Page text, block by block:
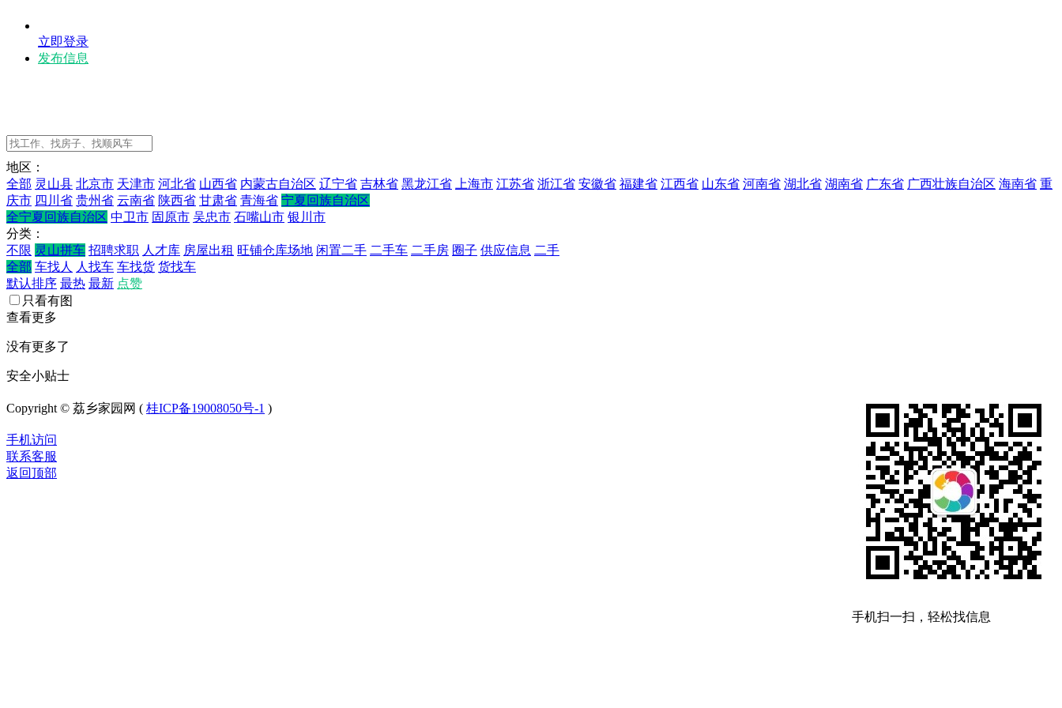
立即登录
发布信息
地区：
全部 灵山县 北京市 天津市 河北省 山西省 内蒙古自治区 辽宁省 吉林省 黑龙江省 上海市 江苏省 浙江省 安徽省 福建省 江西省 山东省 河南省 湖北省 湖南省 广东省 广西壮族自治区 海南省 重
庆市 四川省 贵州省 云南省 陕西省 甘肃省 青海省 宁夏回族自治区
全宁夏回族自治区 中卫市 固原市 吴忠市 石嘴山市 银川市
分类：
不限 灵山拼车 招聘求职 人才库 房屋出租 旺铺仓库场地 闲置二手 二手车 二手房 圈子 供应信息 二手
全部 车找人 人找车 车找货 货找车
默认排序 最热 最新 点赞
只看有图
查看更多
没有更多了
安全小贴士
手机扫一扫，轻松找信息
Copyright © 荔乡家园网 ( 桂ICP备19008050号-1 )
手机访问
联系客服
返回顶部